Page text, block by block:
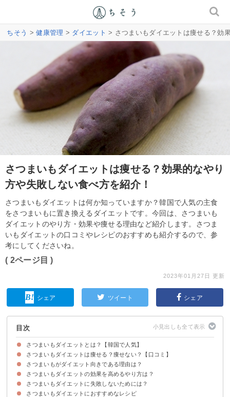
ちそう >健康管理 > ダイエット > さつまいもダイエットは痩せる？効
さつまいもダイエットは痩せる？効果的なやり
方や失敗しない食べ方を紹介！
さつまいもダイエットは何か知っていますか？韓国で人気の主食
をさつまいもに置き換えるダイエットです。今回は、さつまいも
ダイエットのやり方・効果や痩せる理由など紹介します。さつま
いもダイエットの口コミやレシピのおすすめも紹介するので、参
考にしてくださいね。
( 2ページ目 )
2023年01月27日 更新
シェア ツイート シェア
目次
さつまいもダイエットとは？【韓国で人気】
主食をさつまいもに置き換えるダイエット
さつまいものカロリー・糖質量
さつまいもダイエットは痩せる？痩せない？【口コミ】
さつまいもダイエットで痩せた・成功した口コミ
さつまいもダイエットで痩せなかった・失敗した口コミ
さつまいもがダイエット向きである理由は？
①便秘を解消する
②腹持ちする
③血糖値の上昇を緩やかにする
さつまいもダイエットの効果を高めるやり方は？
①皮ごと食べる
②調理後に冷やして食べる
③焼き芋・干し芋ではなく蒸し芋（ふかし芋）で食べる
④夜ではなく朝・昼に食べる
さつまいもダイエットに失敗しないためには？
①食べ過ぎない
②栄養を偏らせない
③高カロリー・糖質な調味料を使わない
さつまいもダイエットにおすすめなレシピ